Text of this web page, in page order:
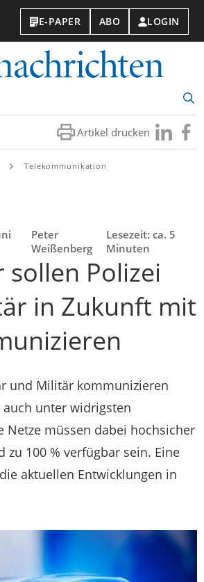
E-PAPER ABO LOGIN
Artikel drucken Besuchen
Sie
Sie
Telekommunikation
Peter
Weißenberg
Lesezeit: ca. 5
Minuten
sollen Polizei
in Zukunft mit
und Militär kommunizieren
unter widrigsten
Netze müssen dabei hochsicher
zu 100 % verfügbar sein. Eine
aktuellen Entwicklungen in